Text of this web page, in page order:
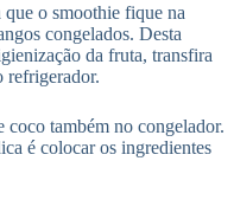
o smoothie fique na
congelados. Desta
da fruta, transfira
refrigerador.
coco também no congelador.
é colocar os ingredientes